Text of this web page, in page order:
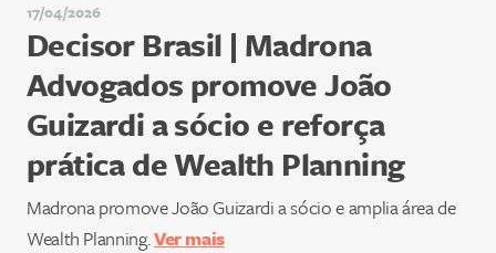
17/04/2026
Decisor Brasil | Madrona
Advogados promove João
Guizardi a sócio e reforça
prática de Wealth Planning
Madrona promove João Guizardi a sócio e amplia área de
Wealth Planning.Ver mais